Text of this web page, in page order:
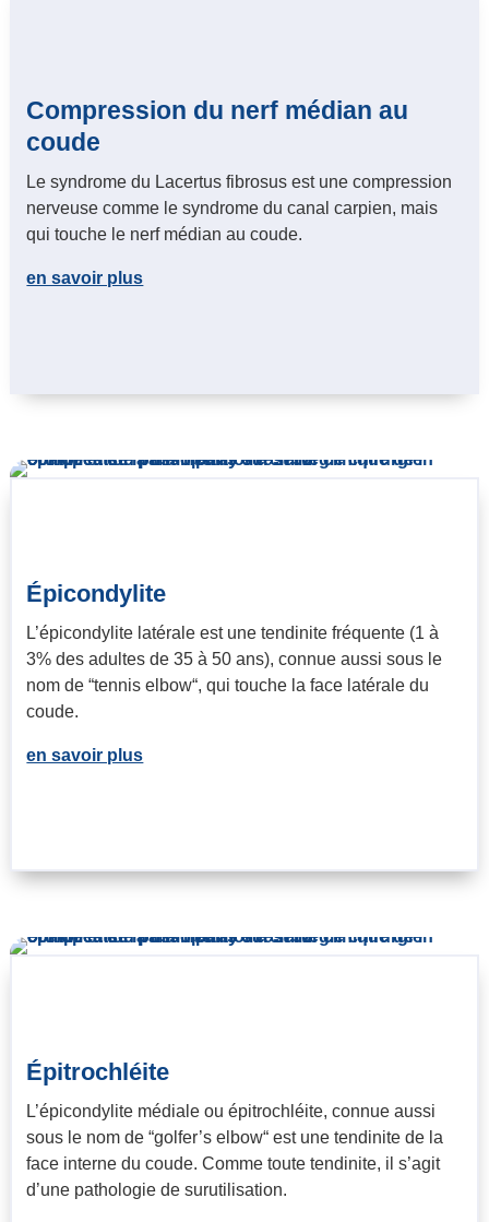
Compression du nerf médian au
coude
Le syndrome du Lacertus fibrosus est une compression
nerveuse comme le syndrome du canal carpien, mais
qui touche le nerf médian au coude.
en savoir plus
Épicondylite
L’épicondylite latérale est une tendinite fréquente (1 à
3% des adultes de 35 à 50 ans), connue aussi sous le
nom de “tennis elbow“, qui touche la face latérale du
coude.
en savoir plus
Épitrochléite
L’épicondylite médiale ou épitrochléite, connue aussi
sous le nom de “golfer’s elbow“ est une tendinite de la
face interne du coude. Comme toute tendinite, il s’agit
d’une pathologie de surutilisation.